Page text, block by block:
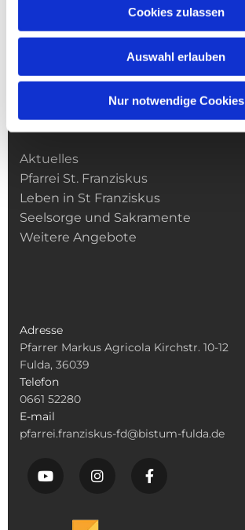
Cookies zulassen
Auswahl erlauben
Nur notwendige Cookies
Kirchengemeinde­­ St. Franziskus
Aktuelles
Pfarrei St. Franziskus
Leben in St Franziskus
Seelsorge und Sakramente
Weitere Angebote
Adresse
Pfarrer Markus Agricola Kirchstr. 10-12
Fulda, 36039
Telefon
0661 52280
E-mail
pfarrei.franziskus-fd@bistum-fulda.de